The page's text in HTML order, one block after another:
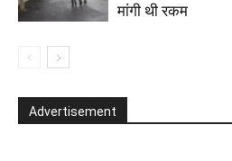
मांगी थी रकम
Advertisement